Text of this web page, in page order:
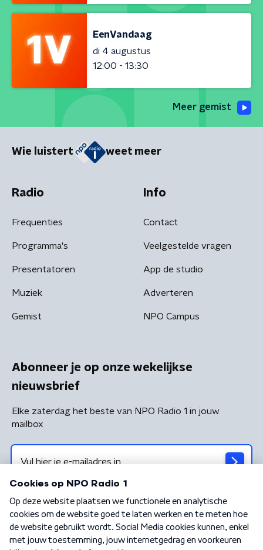
EenVandaag
di 4 augustus
12:00 - 13:30
Meer gemist
Wie luistert weet meer
Radio
Frequenties
Programma's
Presentatoren
Muziek
Gemist
Info
Contact
Veelgestelde vragen
App de studio
Adverteren
NPO Campus
Abonneer je op onze wekelijkse
nieuwsbrief
Elke zaterdag het beste van NPO Radio 1 in jouw
mailbox
Algemene voorwaarden